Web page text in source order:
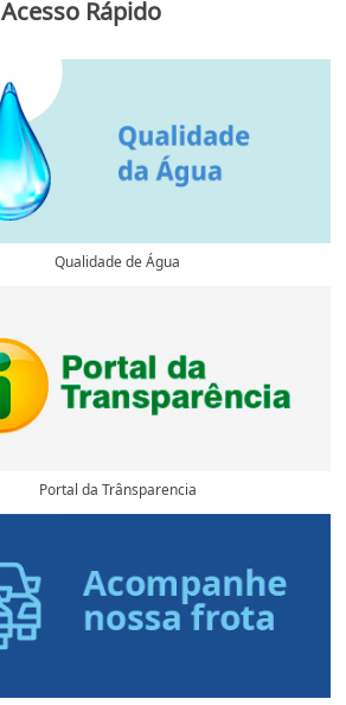
Acesso Rápido
Qualidade de Água
Portal da Trânsparencia